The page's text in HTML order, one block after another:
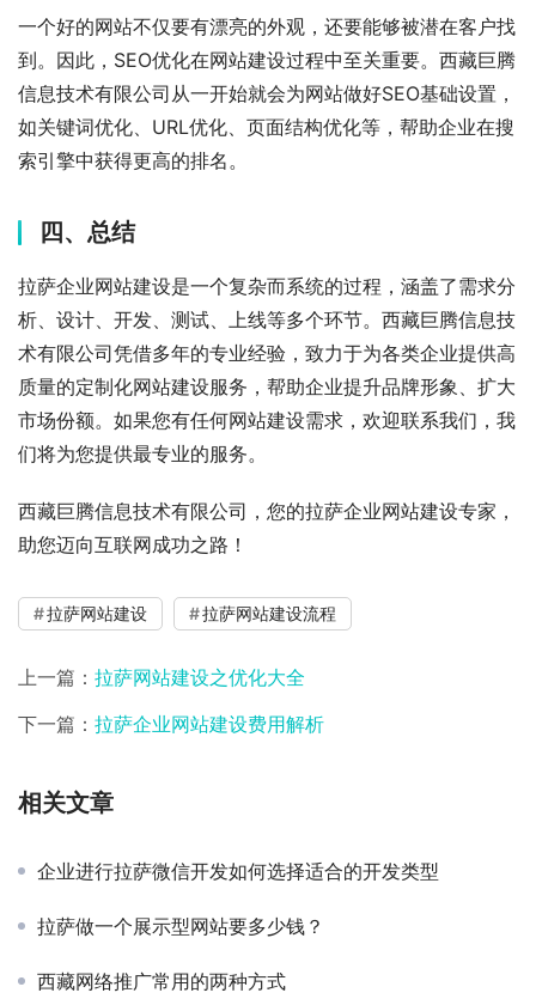
一个好的网站不仅要有漂亮的外观，还要能够被潜在客户找
到。因此，SEO优化在网站建设过程中至关重要。西藏巨腾
信息技术有限公司从一开始就会为网站做好SEO基础设置，
如关键词优化、URL优化、页面结构优化等，帮助企业在搜
索引擎中获得更高的排名。
四、总结
拉萨企业网站建设是一个复杂而系统的过程，涵盖了需求分
析、设计、开发、测试、上线等多个环节。西藏巨腾信息技
术有限公司凭借多年的专业经验，致力于为各类企业提供高
质量的定制化网站建设服务，帮助企业提升品牌形象、扩大
市场份额。如果您有任何网站建设需求，欢迎联系我们，我
们将为您提供最专业的服务。
西藏巨腾信息技术有限公司，您的拉萨企业网站建设专家，
助您迈向互联网成功之路！
拉萨网站建设 拉萨网站建设流程
上一篇： 拉萨网站建设之优化大全
下一篇： 拉萨企业网站建设费用解析
相关文章
企业进行拉萨微信开发如何选择适合的开发类型
拉萨做一个展示型网站要多少钱？
西藏网络推广常用的两种方式